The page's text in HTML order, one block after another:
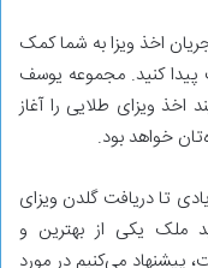
اخذ ویزا به شما کمک
کنید. مجموعه یوسف
اخذ ویزای طلایی را آغاز
خواهد بود.
تا دریافت گلدن ویزای
ملک یکی از بهترین و
پیشنهاد می‌کنیم در مورد